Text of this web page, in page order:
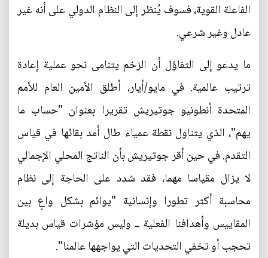
الفاعلة القوية، فسوف يُنظر إلى النظام الدولي على أنه غير
عادل وغير شرعي.
ما يدعو إلى التفاؤل أن الزخم يتنامى نحو عملية إعادة
ترتيب عالمية. في مايو/أيار، أطلق الأمين العام للأمم
المتحدة أنطونيو جوتيريش تقريرا بعنوان "حساب ما
يهم"، الذي يتناول نقطة عمياء طال أمد بقائها في قياس
التقدم. في حين أقر جوتيريش بأن الناتج المحلي الإجمالي
لا يزال مقياسا مهما، فقد شدد على الحاجة إلى نظام
محاسبة أكثر تطورا وإنسانية "يوائم بشكل واعٍ بين
المقاييس وأهدافنا الفعلية ــ وليس مؤشرات قياس بديلة
تحجب أو تخفي التحديات التي يواجهها عالمنا".